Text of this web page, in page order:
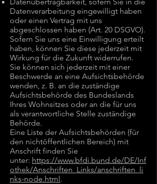
Datenverarbeitung eingewilligt haben
oder einen Vertrag mit uns
abgeschlossen haben (Art. 20 DSGVO).
Sofern Sie uns eine Einwilligung erteilt
haben, können Sie diese jederzeit mit
Wirkung für die Zukunft widerrufen.
Sie können sich jederzeit mit einer
Beschwerde an eine Aufsichtsbehörde
wenden, z. B. an die zuständige
Aufsichtsbehörde des Bundeslands
Ihres Wohnsitzes oder an die für uns
als verantwortliche Stelle zuständige
Behörde.
Eine Liste der Aufsichtsbehörden (für
den nichtöffentlichen Bereich) mit
Anschrift finden Sie
unter: https://www.bfdi.bund.de/DE/Inf
othek/Anschriften_Links/anschriften_li
nks-node.html.